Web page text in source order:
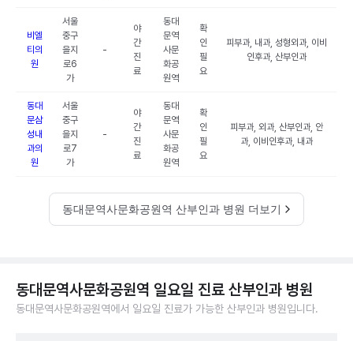
비엘
티의
원
서울
중구
을지
로6
가
-
야
간
진
료
동대
문역
사문
화공
원역
확
인
필
요
피부과, 내과, 성형외과, 이비
인후과, 산부인과
동대
문삼
성내
과의
원
서울
중구
을지
로7
가
-
야
간
진
료
동대
문역
사문
화공
원역
확
인
필
요
피부과, 외과, 산부인과, 안
과, 이비인후과, 내과
동대문역사문화공원역 산부인과 병원 더보기
동대문역사문화공원역 일요일 진료 산부인과 병원
동대문역사문화공원역에서 일요일 진료가 가능한 산부인과 병원입니다.